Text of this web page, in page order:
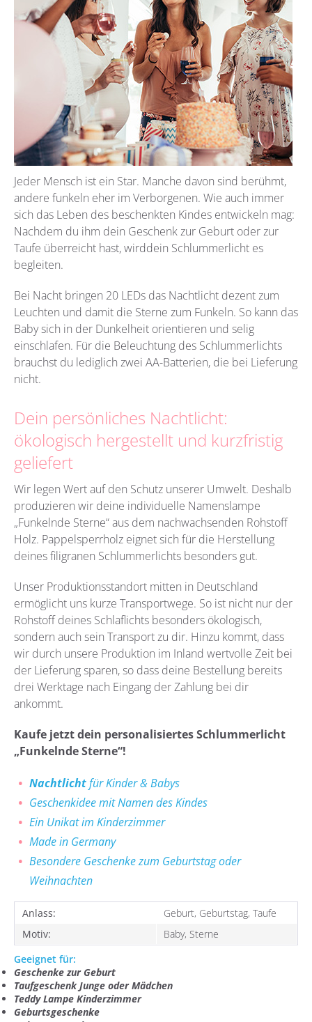
Jeder Mensch ist ein Star. Manche davon sind berühmt,
andere funkeln eher im Verborgenen. Wie auch immer
sich das Leben des beschenkten Kindes entwickeln mag:
Nachdem du ihm dein Geschenk zur Geburt oder zur
Taufe überreicht hast, wirddein Schlummerlicht es
begleiten.
Bei Nacht bringen 20 LEDs das Nachtlicht dezent zum
Leuchten und damit die Sterne zum Funkeln. So kann das
Baby sich in der Dunkelheit orientieren und selig
einschlafen. Für die Beleuchtung des Schlummerlichts
brauchst du lediglich zwei AA-Batterien, die bei Lieferung
nicht.
Dein persönliches Nachtlicht:
ökologisch hergestellt und kurzfristig
geliefert
Wir legen Wert auf den Schutz unserer Umwelt. Deshalb
produzieren wir deine individuelle Namenslampe
„Funkelnde Sterne“ aus dem nachwachsenden Rohstoff
Holz. Pappelsperrholz eignet sich für die Herstellung
deines filigranen Schlummerlichts besonders gut.
Unser Produktionsstandort mitten in Deutschland
ermöglicht uns kurze Transportwege. So ist nicht nur der
Rohstoff deines Schlaflichts besonders ökologisch,
sondern auch sein Transport zu dir. Hinzu kommt, dass
wir durch unsere Produktion im Inland wertvolle Zeit bei
der Lieferung sparen, so dass deine Bestellung bereits
drei Werktage nach Eingang der Zahlung bei dir
ankommt.
Kaufe jetzt dein personalisiertes Schlummerlicht
„Funkelnde Sterne“!
Nachtlichtfür Kinder & Babys
Geschenkidee mit Namen des Kindes
Ein Unikat im Kinderzimmer
Made in Germany
Besondere Geschenke zum Geburtstag oder
Weihnachten
Anlass:
Geburt, Geburtstag, Taufe
Motiv:
Baby, Sterne
Geeignet für:
Geschenke zur Geburt
Taufgeschenk Junge oder Mädchen
Teddy Lampe Kinderzimmer
Geburtsgeschenke